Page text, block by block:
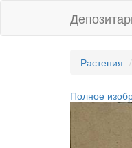
Растения
Полное